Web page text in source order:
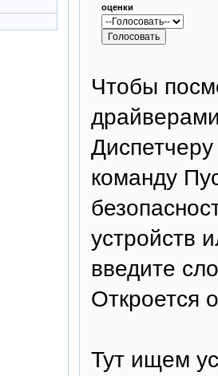
оценки
Чтобы
команду
устройств
введите
Откроется
Тут ищем